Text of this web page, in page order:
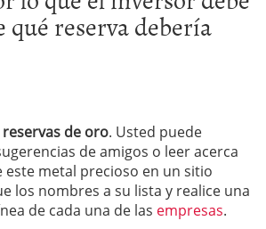
reserva debería
reservas de oro. Usted puede
de amigos o leer acerca
este metal precioso en un sitio
los nombres a su lista y realice una
de cada una de las empresas.